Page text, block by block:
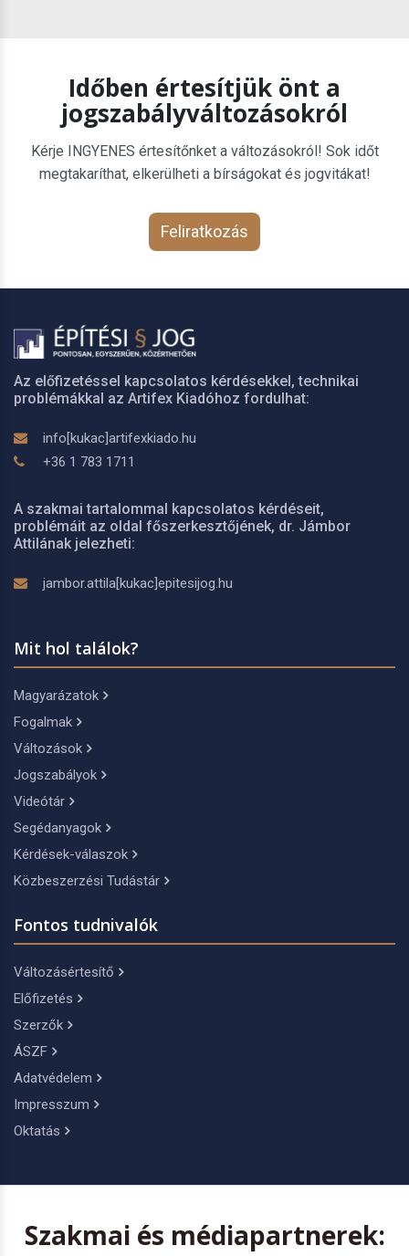
Időben értesítjük önt a
jogszabályváltozásokról
Kérje INGYENES értesítőnket a változásokról! Sok időt
megtakaríthat, elkerülheti a bírságokat és jogvitákat!
Feliratkozás
Az előfizetéssel kapcsolatos kérdésekkel, technikai
problémákkal az Artifex Kiadóhoz fordulhat:
info[kukac]artifexkiado.hu
+36 1 783 1711
A szakmai tartalommal kapcsolatos kérdéseit,
problémáit az oldal főszerkesztőjének, dr. Jámbor
Attilának jelezheti:
jambor.attila[kukac]epitesijog.hu
Mit hol találok?
Magyarázatok
Fogalmak
Változások
Jogszabályok
Videótár
Segédanyagok
Kérdések-válaszok
Közbeszerzési Tudástár
Fontos tudnivalók
Változásértesítő
Előfizetés
Szerzők
ÁSZF
Adatvédelem
Impresszum
Oktatás
Szakmai és médiapartnerek: